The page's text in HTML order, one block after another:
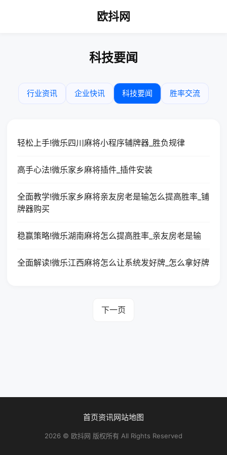
欧抖网
科技要闻
行业资讯 企业快讯 科技要闻 胜率交流
轻松上手!微乐四川麻将小程序辅牌器_胜负规律
高手心法!微乐家乡麻将插件_插件安装
全面教学!微乐家乡麻将亲友房老是输怎么提高胜率_铺
牌器购买
稳赢策略!微乐湖南麻将怎么提高胜率_亲友房老是输
全面解读!微乐江西麻将怎么让系统发好牌_怎么拿好牌
下一页
首页资讯网站地图
2026 © 欧抖网 版权所有 All Rights Reserved